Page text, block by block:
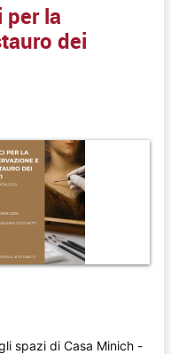
per la
dei
spazi di Casa Minich -